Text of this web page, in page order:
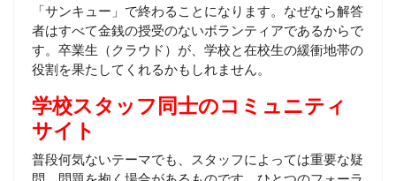
「サンキュー」で終わることになります。なぜなら解答
者はすべて金銭の授受のないボランティアであるからで
す。卒業生（クラウド）が、学校と在校生の緩衝地帯の
役割を果たしてくれるかもしれません。
学校スタッフ同士のコミュニティ
サイト
普段何気ないテーマでも、スタッフによっては重要な疑